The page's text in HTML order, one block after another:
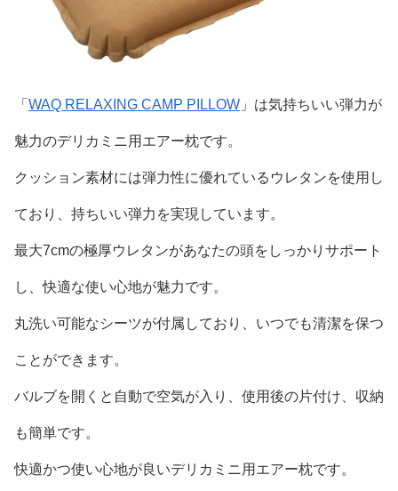
「 WAQ RELAXING CAMP PILLOW 」は気持ちいい弾力が
魅力のデリカミニ用エアー枕です。
クッション素材には弾力性に優れているウレタンを使用し
ており、持ちいい弾力を実現しています。
最大7cmの極厚ウレタンがあなたの頭をしっかりサポート
し、快適な使い心地が魅力です。
丸洗い可能なシーツが付属しており、いつでも清潔を保つ
ことができます。
バルブを開くと自動で空気が入り、使用後の片付け、収納
も簡単です。
快適かつ使い心地が良いデリカミニ用エアー枕です。